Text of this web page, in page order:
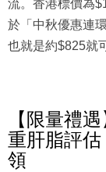
流。香港標價為
於「中秋優惠連
也就是約$825就
【限量禮
重肝脂評
領